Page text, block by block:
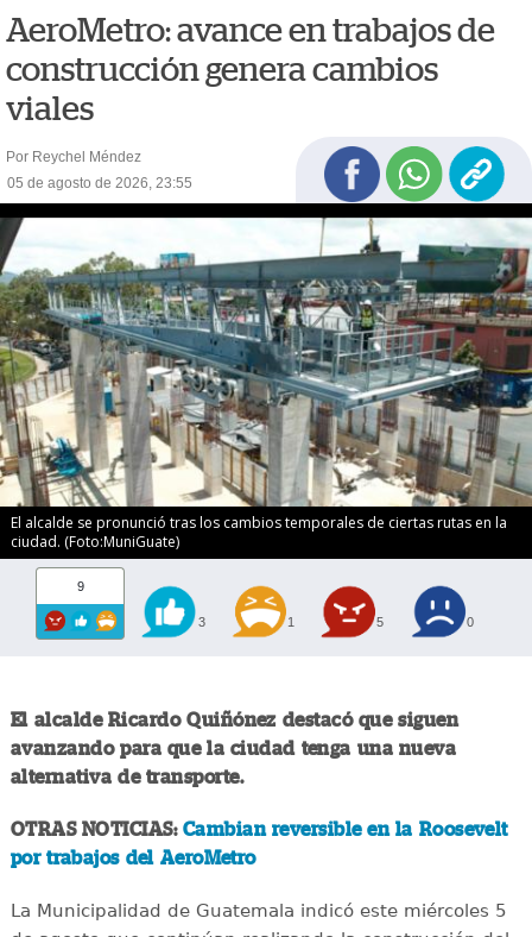
AeroMetro: avance en trabajos de
construcción genera cambios
viales
Por Reychel Méndez
05 de agosto de 2026, 23:55
El alcalde se pronunció tras los cambios temporales de ciertas rutas en la
ciudad. (Foto:MuniGuate)
9
3 1 5 0
El alcalde Ricardo Quiñónez destacó que siguen
avanzando para que la ciudad tenga una nueva
alternativa de transporte.
OTRAS NOTICIAS: Cambian reversible en la Roosevelt
por trabajos del AeroMetro
La Municipalidad de Guatemala indicó este miércoles 5